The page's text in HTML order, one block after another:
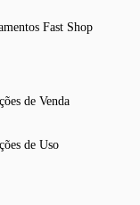
Fast Shop
de Venda
de Uso